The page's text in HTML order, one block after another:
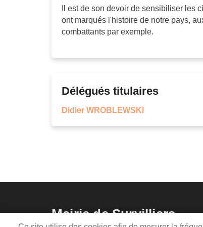
Il est de son devoir de sensibiliser les
ont marqués l'histoire de notre pays,
combattants par exemple.
Délégués titulaires
Didier WROBLEWSKI
Mairie de Survilliers